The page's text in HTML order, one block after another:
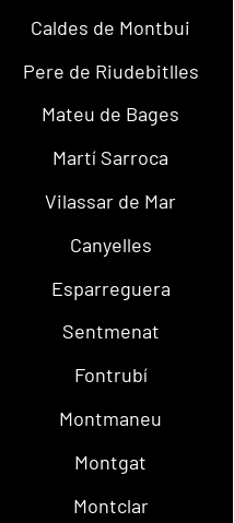
Caldes de Montbui
Pere de Riudebitlles
Mateu de Bages
Martí Sarroca
Vilassar de Mar
Canyelles
Esparreguera
Sentmenat
Fontrubí
Montmaneu
Montgat
Montclar